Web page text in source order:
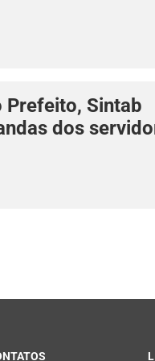
Prefeito, Sintab
dos